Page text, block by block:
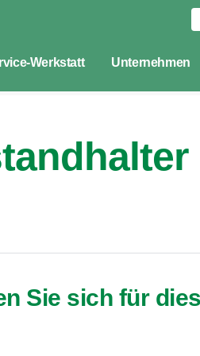
Werkstatt Unternehmen
Sie sich für